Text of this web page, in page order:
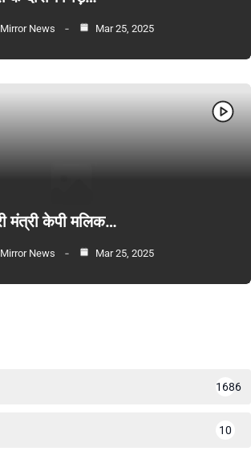
News Mar 25, 2025
मंत्री केपी मलिक…
News Mar 25, 2025
1686
10